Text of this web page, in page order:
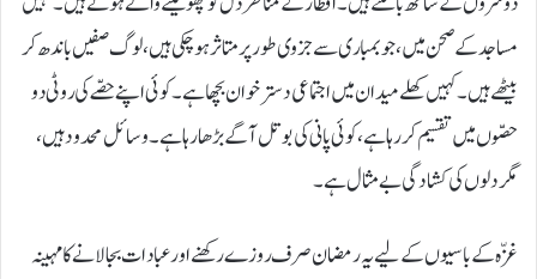
مساجد کے صحن میں، جو بمباری سے جزوی طور پر متاثر ہو چکی ہیں، لوگ صفیں باندھ کر
بیٹھے ہیں۔ کہیں کھلے میدان میں اجتماعی دسترخوان بچھا ہے۔ کوئی اپنے حصّے کی روٹی دو
حصّوں میں تقسیم کر رہا ہے، کوئی پانی کی بوتل آگے بڑھا رہا ہے۔ وسائل محدود ہیں،
مگر دلوں کی کشادگی بے مثال ہے۔
غزّہ کے باسیوں کے لیے یہ رمضان صرف روزے رکھنے اور عبادات بجا لانے کا مہینہ